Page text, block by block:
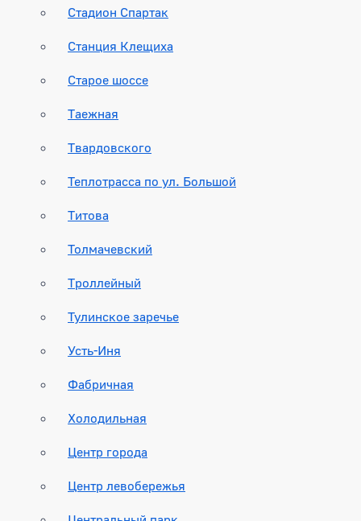
Стадион Спартак
Станция Клещиха
Старое шоссе
Таежная
Твардовского
Теплотрасса по ул. Большой
Титова
Толмачевский
Троллейный
Тулинское заречье
Усть-Иня
Фабричная
Холодильная
Центр города
Центр левобережья